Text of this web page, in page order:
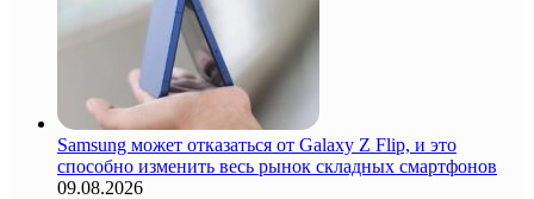
Samsung может отказаться от Galaxy Z Flip, и это
способно изменить весь рынок складных смартфонов
09.08.2026